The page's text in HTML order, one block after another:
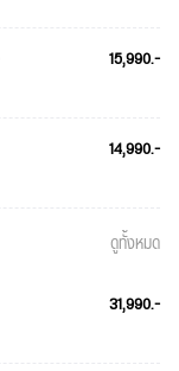
15,990.-
14,990.-
ดูทั้งหมด
31,990.-